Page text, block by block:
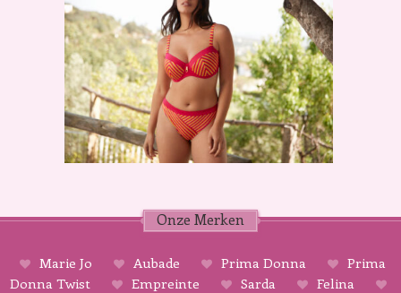
Onze Merken
Marie Jo Aubade Prima Donna
Prima
Donna Twist
Empreinte Sarda
Felina